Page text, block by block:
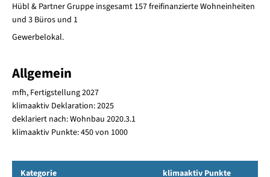
Hübl & Partner Gruppe insgesamt 157 freifinanzierte Wohneinheiten
und 3 Büros und 1
Gewerbelokal.
Allgemein
mfh, Fertigstellung 2027
klimaaktiv Deklaration: 2025
deklariert nach: Wohnbau 2020.3.1
klimaaktiv Punkte: 450 von 1000
Kategorie klimaaktiv Punkte